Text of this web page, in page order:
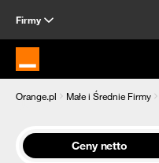
Firmy
Strona główna Orange.pl
Orange.pl Małe i Średnie Firmy
Ceny netto